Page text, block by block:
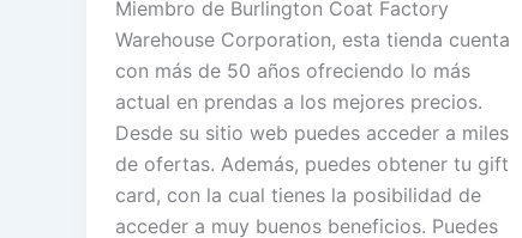
Miembro de Burlington Coat Factory
Warehouse Corporation, esta tienda cuenta
con más de 50 años ofreciendo lo más
actual en prendas a los mejores precios.
Desde su sitio web puedes acceder a miles
de ofertas. Además, puedes obtener tu gift
card, con la cual tienes la posibilidad de
acceder a muy buenos beneficios. Puedes